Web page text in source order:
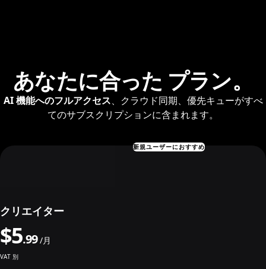
あなたに合った プラン。
AI 機能へのフルアクセス、クラウド同期、優先キューがすべ
てのサブスクリプションに含まれます。
新規ユーザーにおすすめ
クリエイター
$5.99 /月
VAT 別